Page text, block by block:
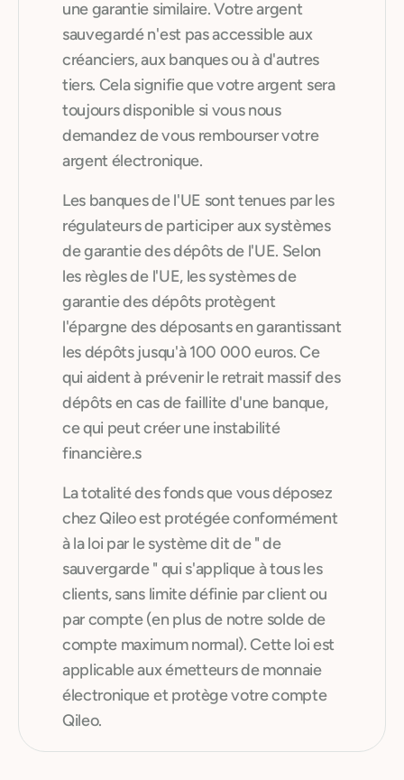
compte maximum normal).
Être informé.e en avant-première de
notre développement
Depuis le début, le nombre nous
confère les moyens de notre ambition,
pour nous faire part de votre
candidature, il vous suffit de remplir ce
formulaire en cliquant ici
une garantie similaire. Votre argent
sauvegardé n'est pas accessible aux
créanciers, aux banques ou à d'autres
tiers. Cela signifie que votre argent sera
toujours disponible si vous nous
demandez de vous rembourser votre
argent électronique.
Les banques de l'UE sont tenues par les
régulateurs de participer aux systèmes
de garantie des dépôts de l'UE. Selon
les règles de l'UE, les systèmes de
garantie des dépôts protègent
l'épargne des déposants en garantissant
les dépôts jusqu'à 100 000 euros. Ce
qui aident à prévenir le retrait massif des
dépôts en cas de faillite d'une banque,
ce qui peut créer une instabilité
financière.s
La totalité des fonds que vous déposez
chez Qileo est protégée conformément
à la loi par le système dit de " de
sauvergarde " qui s'applique à tous les
clients, sans limite définie par client ou
par compte (en plus de notre solde de
compte maximum normal). Cette loi est
applicable aux émetteurs de monnaie
électronique et protège votre compte
Qileo.